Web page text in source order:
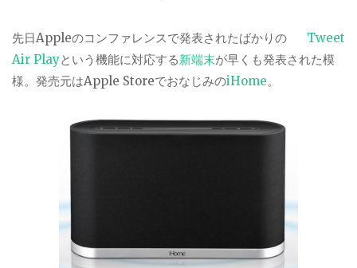
Tweet
先日Appleのコンファレンスで発表されたばかりの
Air Playという機能に対応する新端末が早くも発表された模
様。発売元はApple StoreでおなじみのiHome。